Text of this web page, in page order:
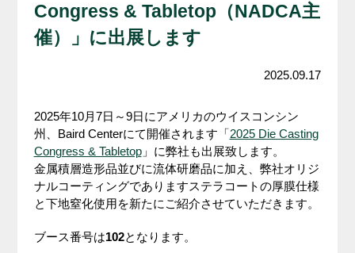
Congress & Tabletop（NADCA主
催）」に出展します
2025.09.17
2025年10月7日～9日にアメリカのウイスコンシン
州、Baird Centerにて開催されます「2025 Die Casting
Congress & Tabletop」に弊社も出展致します。
金属積層造形品並びに流体研磨品に加え、弊社オリジ
ナルコーティングでありますステラコートの厚膜仕様
と下地窒化使用を新たにご紹介させていただきます。
ブース番号は102となります。